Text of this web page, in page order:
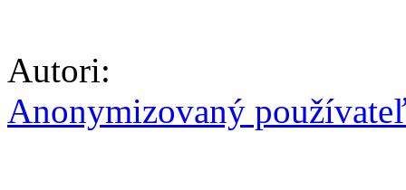
Autori:
Anonymizovaný